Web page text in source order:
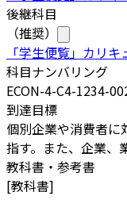
後継科目
（推奨）
「学生便覧」カリ
科目ナンバリング
ECON-4-C4-1234-
到達目標
個別企業や消費者に
指す。また、企業、
教科書・参考書
[教科書]